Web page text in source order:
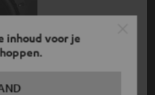
inhoud voor je